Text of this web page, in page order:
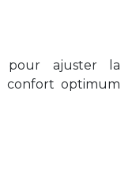
pour ajuster la
confort optimum